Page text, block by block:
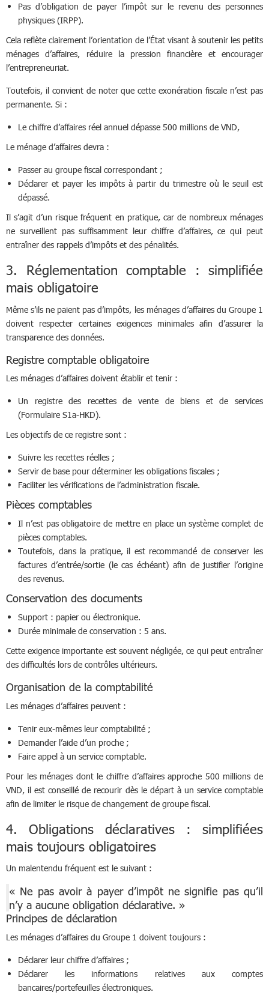
Pas d’obligation de payer l’impôt sur le revenu des personnes
physiques (IRPP).
Cela reflète clairement l’orientation de l’État visant à soutenir les petits
ménages d’affaires, réduire la pression financière et encourager
l’entrepreneuriat.
Toutefois, il convient de noter que cette exonération fiscale n’est pas
permanente. Si :
Le chiffre d’affaires réel annuel dépasse 500 millions de VND,
Le ménage d’affaires devra :
Passer au groupe fiscal correspondant ;
Déclarer et payer les impôts à partir du trimestre où le seuil est
dépassé.
Il s’agit d’un risque fréquent en pratique, car de nombreux ménages
ne surveillent pas suffisamment leur chiffre d’affaires, ce qui peut
entraîner des rappels d’impôts et des pénalités.
3. Réglementation comptable : simplifiée
mais obligatoire
Même s’ils ne paient pas d’impôts, les ménages d’affaires du Groupe 1
doivent respecter certaines exigences minimales afin d’assurer la
transparence des données.
Registre comptable obligatoire
Les ménages d’affaires doivent établir et tenir :
Un registre des recettes de vente de biens et de services
(Formulaire S1a-HKD).
Les objectifs de ce registre sont :
Suivre les recettes réelles ;
Servir de base pour déterminer les obligations fiscales ;
Faciliter les vérifications de l’administration fiscale.
Pièces comptables
Il n’est pas obligatoire de mettre en place un système complet de
pièces comptables.
Toutefois, dans la pratique, il est recommandé de conserver les
factures d’entrée/sortie (le cas échéant) afin de justifier l’origine
des revenus.
Conservation des documents
Support : papier ou électronique.
Durée minimale de conservation : 5 ans.
Cette exigence importante est souvent négligée, ce qui peut entraîner
des difficultés lors de contrôles ultérieurs.
Organisation de la comptabilité
Les ménages d’affaires peuvent :
Tenir eux-mêmes leur comptabilité ;
Demander l’aide d’un proche ;
Faire appel à un service comptable.
Pour les ménages dont le chiffre d’affaires approche 500 millions de
VND, il est conseillé de recourir dès le départ à un service comptable
afin de limiter le risque de changement de groupe fiscal.
4. Obligations déclaratives : simplifiées
mais toujours obligatoires
Un malentendu fréquent est le suivant :
« Ne pas avoir à payer d’impôt ne signifie pas qu’il
n’y a aucune obligation déclarative. »
Principes de déclaration
Les ménages d’affaires du Groupe 1 doivent toujours :
Déclarer leur chiffre d’affaires ;
Déclarer les informations relatives aux comptes
bancaires/portefeuilles électroniques.